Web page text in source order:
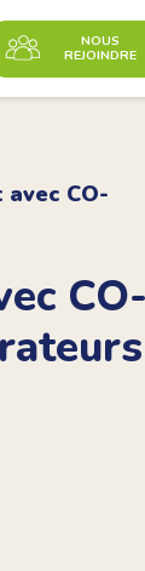
NOUS
REJOINDRE
CO-
CO-